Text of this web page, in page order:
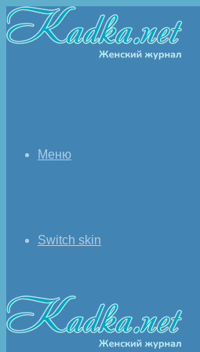
Меню
Switch skin